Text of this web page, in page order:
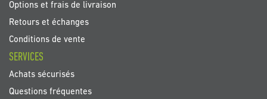
Options et frais de livraison
Retours et échanges
Conditions de vente
SERVICES
Achats sécurisés
Questions fréquentes